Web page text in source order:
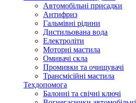
Автомобільні присадки
Антифриз
Гальмівні рідини
Дистильована вода
Електроліти
Моторні мастила
Омивачі скла
Промивки та очищувачі
Трансмісійні мастила
Техдопомога
Балонні та свічні ключі